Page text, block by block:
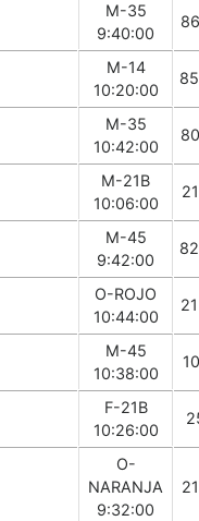
M-35
9:40:00
M-14
10:20:00
M-35
10:42:00
M-21B
10:06:00
M-45
9:42:00
O-ROJO
10:44:00
M-45
10:38:00
F-21B
10:26:00
O-
NARANJA
9:32:00